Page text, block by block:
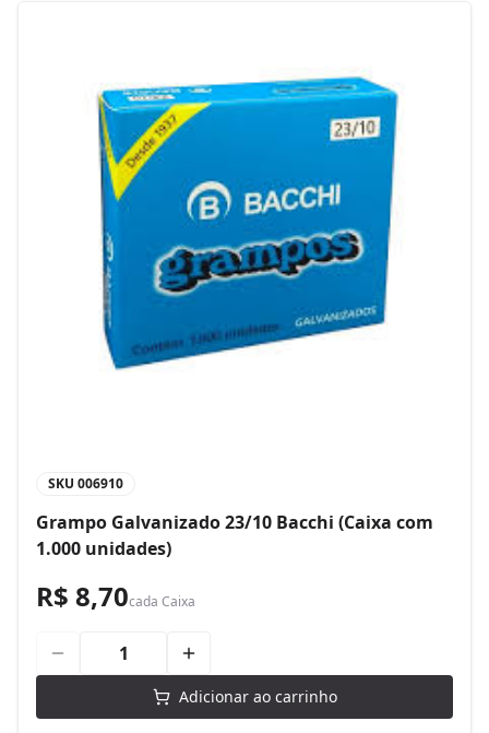
SKU 006910
Grampo Galvanizado 23/10 Bacchi (Caixa com
1.000 unidades)
R$ 8,70cada Caixa
Adicionar ao carrinho